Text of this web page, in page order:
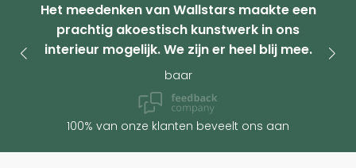
Het meedenken van Wallstars maakte een
prachtig akoestisch kunstwerk in ons
interieur mogelijk. We zijn er heel blij mee.
baar
100% van onze klanten beveelt ons aan